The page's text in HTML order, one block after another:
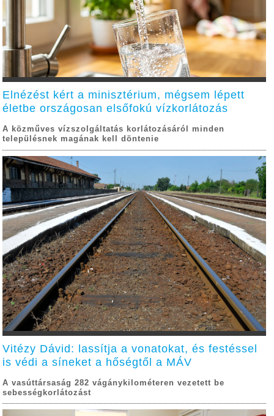
Elnézést kért a minisztérium, mégsem lépett
életbe országosan elsőfokú vízkorlátozás
A közműves vízszolgáltatás korlátozásáról minden
településnek magának kell döntenie
Vitézy Dávid: lassítja a vonatokat, és festéssel
is védi a síneket a hőségtől a MÁV
A vasúttársaság 282 vágánykilométeren vezetett be
sebességkorlátozást